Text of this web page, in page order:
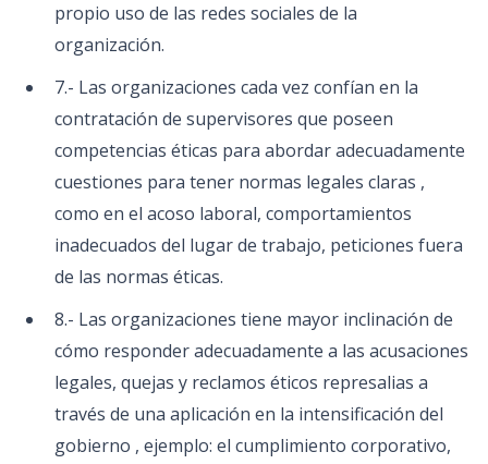
propio uso de las redes sociales de la
organización.
7.- Las organizaciones cada vez confían en la
contratación de supervisores que poseen
competencias éticas para abordar adecuadamente
cuestiones para tener normas legales claras ,
como en el acoso laboral, comportamientos
inadecuados del lugar de trabajo, peticiones fuera
de las normas éticas.
8.- Las organizaciones tiene mayor inclinación de
cómo responder adecuadamente a las acusaciones
legales, quejas y reclamos éticos represalias a
través de una aplicación en la intensificación del
gobierno , ejemplo: el cumplimiento corporativo,